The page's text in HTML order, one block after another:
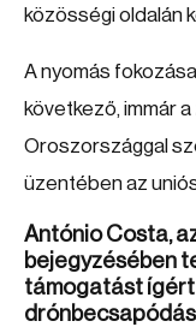
közösségi oldalán
A nyomás
következő, immár
Oroszországgal
üzentében az
António Costa,
bejegyzésében
támogatást ígért